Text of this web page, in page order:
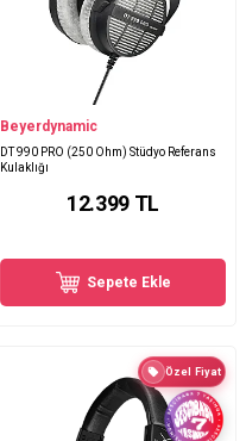
Beyerdynamic
DT 990 PRO (250 Ohm) Stüdyo Referans
Kulaklığı
12.399TL
Sepete Ekle
Özel Fiyat